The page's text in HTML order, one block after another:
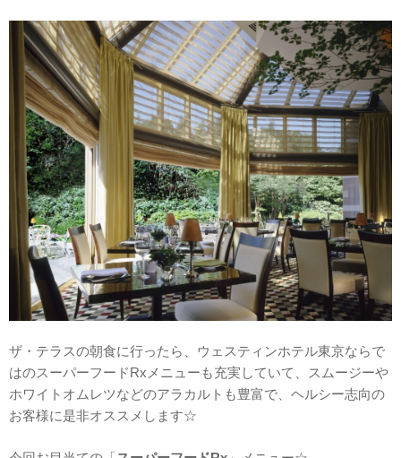
ザ・テラスの朝食に行ったら、ウェスティンホテル東京ならで
はのスーパーフードRxメニューも充実していて、スムージーや
ホワイトオムレツなどのアラカルトも豊富で、ヘルシー志向の
お客様に是非オススメします☆